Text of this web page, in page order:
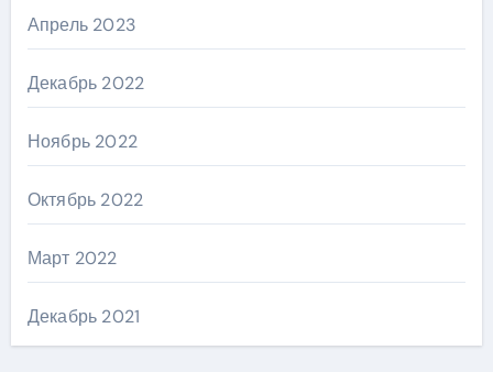
Апрель 2023
Декабрь 2022
Ноябрь 2022
Октябрь 2022
Март 2022
Декабрь 2021